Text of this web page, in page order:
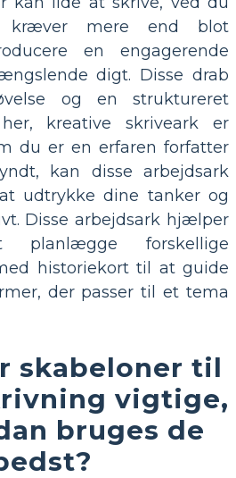
mere end blot
en engagerende
digt. Disse drab
og en struktureret
kreative skriveark er
du er en erfaren forfatter
kan disse arbejdsark
udtrykke dine tanker og
Disse arbejdsark hjælper
forskellige
historiekort til at guide
der passer til et tema
skabeloner til
vigtige,
bruges de